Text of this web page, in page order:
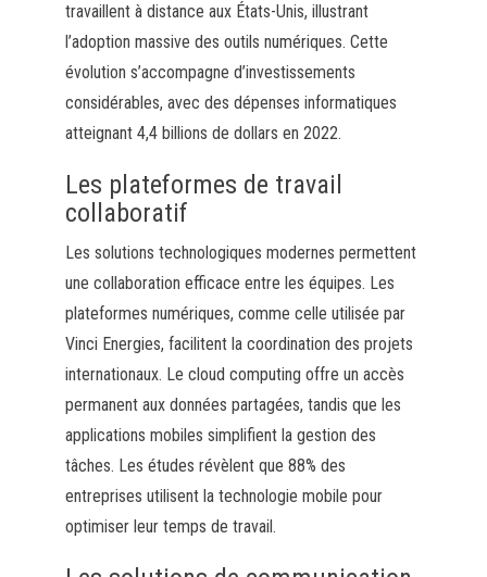
travaillent à distance aux États-Unis, illustrant
l’adoption massive des outils numériques. Cette
évolution s’accompagne d’investissements
considérables, avec des dépenses informatiques
atteignant 4,4 billions de dollars en 2022.
Les plateformes de travail
collaboratif
Les solutions technologiques modernes permettent
une collaboration efficace entre les équipes. Les
plateformes numériques, comme celle utilisée par
Vinci Energies, facilitent la coordination des projets
internationaux. Le cloud computing offre un accès
permanent aux données partagées, tandis que les
applications mobiles simplifient la gestion des
tâches. Les études révèlent que 88% des
entreprises utilisent la technologie mobile pour
optimiser leur temps de travail.